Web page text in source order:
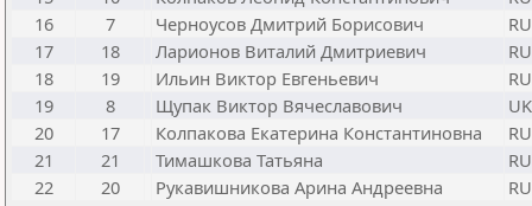
16
7 Черноусов Дмитрий Борисович
17
18 Ларионов Виталий Дмитриевич
18
19 Ильин Виктор Евгеньевич
19
8 Щупак Виктор Вячеславович
20
17 Колпакова Екатерина Константиновна
21
21 Тимашкова Татьяна
22
20 Рукавишникова Арина Андреевна